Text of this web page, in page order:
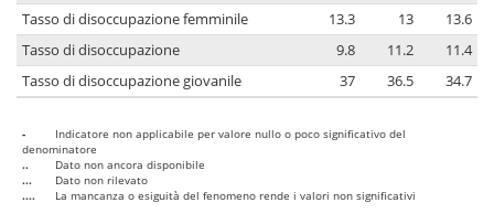
Tasso di disoccupazione femminile
13.3 13
13.6
Tasso di disoccupazione
9.8 11.2
11.4
Tasso di disoccupazione giovanile
37 36.5 34.7
-
Indicatore non applicabile per valore nullo o poco significativo del
denominatore
..
Dato non ancora disponibile
...
Dato non rilevato
....
La mancanza o esiguità del fenomeno rende i valori non significativi